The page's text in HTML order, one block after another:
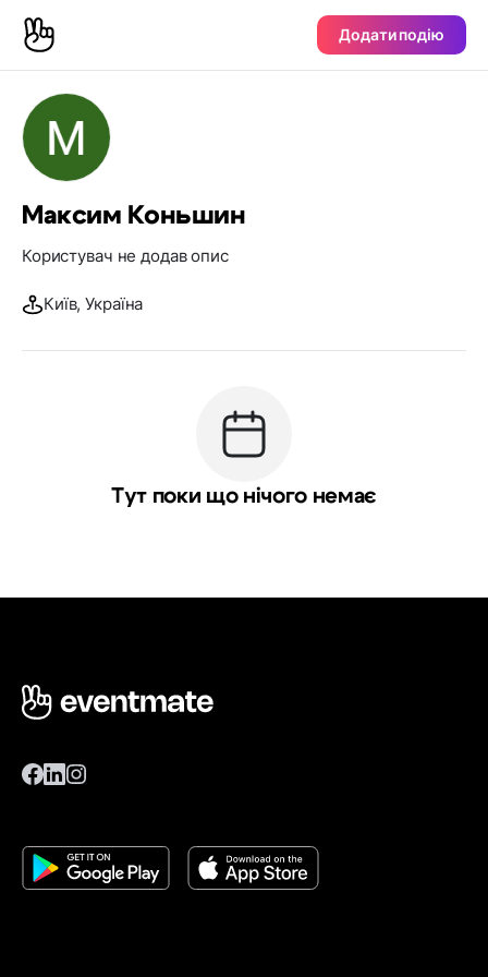
Додати подію
Максим Коньшин
Користувач не додав опис
Київ, Україна
Тут поки що нічого немає